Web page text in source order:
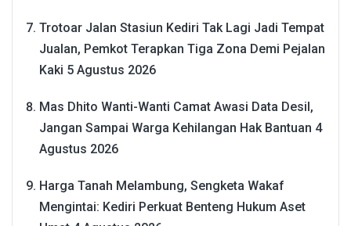
Trotoar Jalan Stasiun Kediri Tak Lagi Jadi Tempat
Jualan, Pemkot Terapkan Tiga Zona Demi Pejalan
Kaki 5 Agustus 2026
Mas Dhito Wanti-Wanti Camat Awasi Data Desil,
Jangan Sampai Warga Kehilangan Hak Bantuan 4
Agustus 2026
Harga Tanah Melambung, Sengketa Wakaf
Mengintai: Kediri Perkuat Benteng Hukum Aset